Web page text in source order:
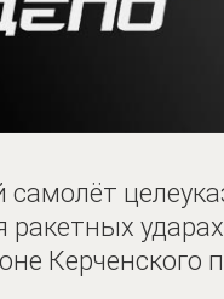
ракетных ударах
Керченского